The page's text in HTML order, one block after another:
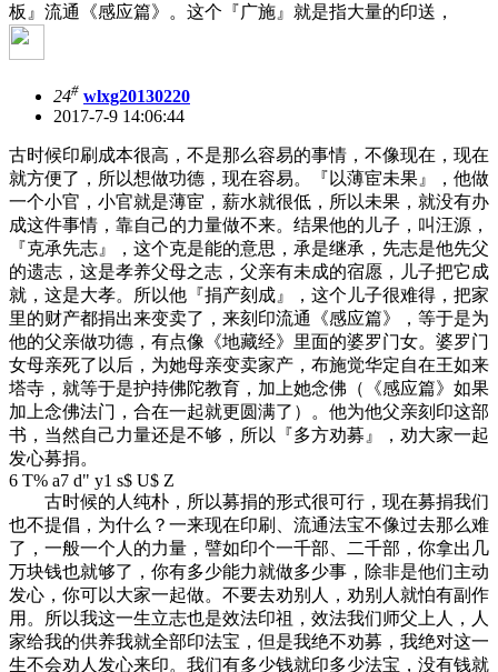
板』流通《感应篇》。这个『广施』就是指大量的印送，
24# wlxg20130220
2017-7-9 14:06:44
古时候印刷成本很高，不是那么容易的事情，不像现在，现在
就方便了，所以想做功德，现在容易。『以薄宦未果』，他做
一个小官，小官就是薄宦，薪水就很低，所以未果，就没有办
成这件事情，靠自己的力量做不来。结果他的儿子，叫汪源，
『克承先志』，这个克是能的意思，承是继承，先志是他先父
的遗志，这是孝养父母之志，父亲有未成的宿愿，儿子把它成
就，这是大孝。所以他『捐产刻成』，这个儿子很难得，把家
里的财产都捐出来变卖了，来刻印流通《感应篇》，等于是为
他的父亲做功德，有点像《地藏经》里面的婆罗门女。婆罗门
女母亲死了以后，为她母亲变卖家产，布施觉华定自在王如来
塔寺，就等于是护持佛陀教育，加上她念佛（《感应篇》如果
加上念佛法门，合在一起就更圆满了）。他为他父亲刻印这部
书，当然自己力量还是不够，所以『多方劝募』，劝大家一起
发心募捐。
6 T% a7 d" y1 s$ U$ Z
古时候的人纯朴，所以募捐的形式很可行，现在募捐我们
也不提倡，为什么？一来现在印刷、流通法宝不像过去那么难
了，一般一个人的力量，譬如印个一千部、二千部，你拿出几
万块钱也就够了，你有多少能力就做多少事，除非是他们主动
发心，你可以大家一起做。不要去劝别人，劝别人就怕有副作
用。所以我这一生立志也是效法印祖，效法我们师父上人，人
家给我的供养我就全部印法宝，但是我绝不劝募，我绝对这一
生不会劝人发心来印。我们有多少钱就印多少法宝，没有钱就